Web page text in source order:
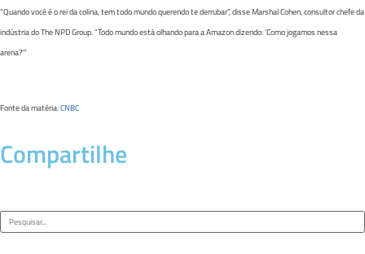
“Quando você é o rei da colina, tem todo mundo querendo te derrubar”, disse Marshal Cohen, consultor chefe da
indústria do The NPD Group. “Todo mundo está olhando para a Amazon dizendo: ‘Como jogamos nessa
arena?'”
Fonte da matéria:CNBC
Compartilhe